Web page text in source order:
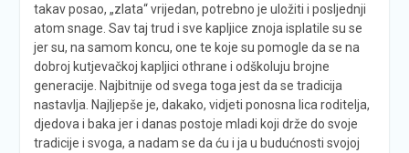
takav posao, „zlata“ vrijedan, potrebno je uložiti i posljednji
atom snage. Sav taj trud i sve kapljice znoja isplatile su se
jer su, na samom koncu, one te koje su pomogle da se na
dobroj kutjevačkoj kapljici othrane i odškoluju brojne
generacije. Najbitnije od svega toga jest da se tradicija
nastavlja. Najljepše je, dakako, vidjeti ponosna lica roditelja,
djedova i baka jer i danas postoje mladi koji drže do svoje
tradicije i svoga, a nadam se da ću i ja u budućnosti svojoj